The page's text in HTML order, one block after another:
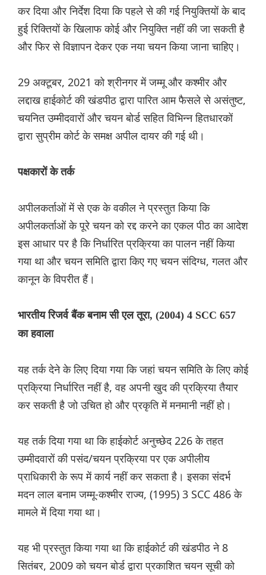
कर दिया और निर्देश दिया कि पहले से की गई नियुक्तियों के बाद
हुई रिक्तियों के खिलाफ कोई और नियुक्ति नहीं की जा सकती है
और फिर से विज्ञापन देकर एक नया चयन किया जाना चाहिए।
29 अक्टूबर, 2021 को श्रीनगर में जम्मू और कश्मीर और
लद्दाख हाईकोर्ट की खंडपीठ द्वारा पारित आम फैसले से असंतुष्ट,
चयनित उम्मीदवारों और चयन बोर्ड सहित विभिन्न हितधारकों
द्वारा सुप्रीम कोर्ट के समक्ष अपील दायर की गई थी।
पक्षकारों के तर्क
अपीलकर्ताओं में से एक के वकील ने प्रस्तुत किया कि
अपीलकर्ताओं के पूरे चयन को रद्द करने का एकल पीठ का आदेश
इस आधार पर है कि निर्धारित प्रक्रिया का पालन नहीं किया
गया था और चयन समिति द्वारा किए गए चयन संदिग्ध, गलत और
कानून के विपरीत हैं।
भारतीय रिजर्व बैंक बनाम सी एल तूरा, (2004) 4 SCC 657
का हवाला
यह तर्क देने के लिए दिया गया कि जहां चयन समिति के लिए कोई
प्रक्रिया निर्धारित नहीं है, वह अपनी खुद की प्रक्रिया तैयार
कर सकती है जो उचित हो और प्रकृति में मनमानी नहीं हो।
यह तर्क दिया गया था कि हाईकोर्ट अनुच्छेद 226 के तहत
उम्मीदवारों की पसंद/चयन प्रक्रिया पर एक अपीलीय
प्राधिकारी के रूप में कार्य नहीं कर सकता है। इसका संदर्भ
मदन लाल बनाम जम्मू-कश्मीर राज्य, (1995) 3 SCC 486 के
मामले में दिया गया था।
यह भी प्रस्तुत किया गया था कि हाईकोर्ट की खंडपीठ ने 8
सितंबर, 2009 को चयन बोर्ड द्वारा प्रकाशित चयन सूची को